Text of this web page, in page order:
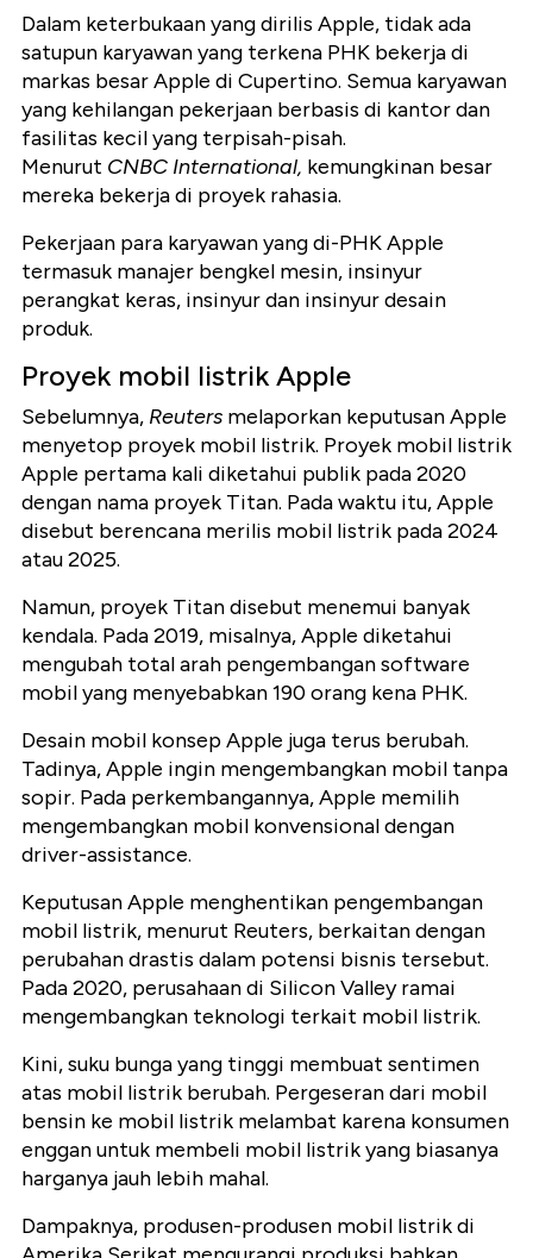
Dalam keterbukaan yang dirilis Apple, tidak ada
satupun karyawan yang terkena PHK bekerja di
markas besar Apple di Cupertino. Semua karyawan
yang kehilangan pekerjaan berbasis di kantor dan
fasilitas kecil yang terpisah-pisah.
Menurut CNBC International, kemungkinan besar
mereka bekerja di proyek rahasia.
Pekerjaan para karyawan yang di-PHK Apple
termasuk manajer bengkel mesin, insinyur
perangkat keras, insinyur dan insinyur desain
produk.
Proyek mobil listrik Apple
Sebelumnya, Reuters melaporkan keputusan Apple
menyetop proyek mobil listrik. Proyek mobil listrik
Apple pertama kali diketahui publik pada 2020
dengan nama proyek Titan. Pada waktu itu, Apple
disebut berencana merilis mobil listrik pada 2024
atau 2025.
Namun, proyek Titan disebut menemui banyak
kendala. Pada 2019, misalnya, Apple diketahui
mengubah total arah pengembangan software
mobil yang menyebabkan 190 orang kena PHK.
Desain mobil konsep Apple juga terus berubah.
Tadinya, Apple ingin mengembangkan mobil tanpa
sopir. Pada perkembangannya, Apple memilih
mengembangkan mobil konvensional dengan
driver-assistance.
Keputusan Apple menghentikan pengembangan
mobil listrik, menurut Reuters, berkaitan dengan
perubahan drastis dalam potensi bisnis tersebut.
Pada 2020, perusahaan di Silicon Valley ramai
mengembangkan teknologi terkait mobil listrik.
Kini, suku bunga yang tinggi membuat sentimen
atas mobil listrik berubah. Pergeseran dari mobil
bensin ke mobil listrik melambat karena konsumen
enggan untuk membeli mobil listrik yang biasanya
harganya jauh lebih mahal.
Dampaknya, produsen-produsen mobil listrik di